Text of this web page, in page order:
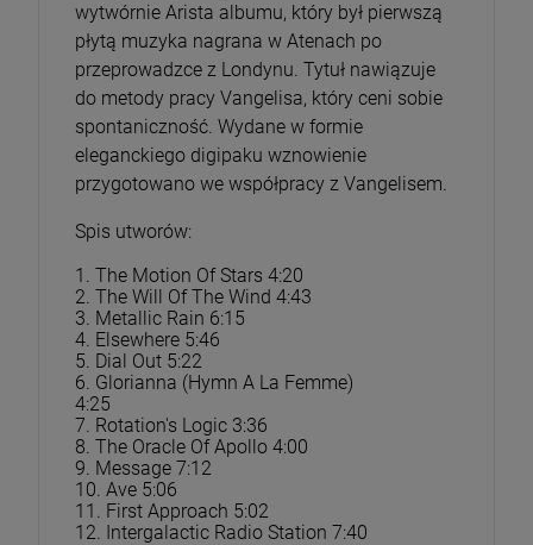
wytwórnie Arista albumu, który był pierwszą
płytą muzyka nagrana w Atenach po
przeprowadzce z Londynu. Tytuł nawiązuje
do metody pracy Vangelisa, który ceni sobie
spontaniczność. Wydane w formie
eleganckiego digipaku wznowienie
przygotowano we współpracy z Vangelisem.
Spis utworów:
1. The Motion Of Stars 4:20
2. The Will Of The Wind 4:43
3. Metallic Rain 6:15
4. Elsewhere 5:46
5. Dial Out 5:22
6. Glorianna (Hymn A La Femme)
4:25
7. Rotation's Logic 3:36
8. The Oracle Of Apollo 4:00
9. Message 7:12
10. Ave 5:06
11. First Approach 5:02
12. Intergalactic Radio Station 7:40